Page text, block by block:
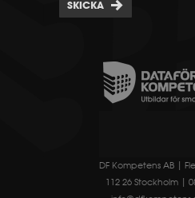
SKICKA
DF Kompetens AB |
112 26 Stockholm |